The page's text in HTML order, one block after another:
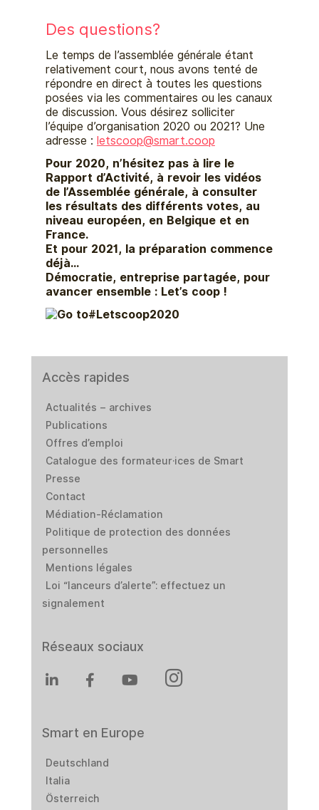
Des questions?
Le temps de l’assemblée générale étant
relativement court, nous avons tenté de
répondre en direct à toutes les questions
posées via les commentaires ou les canaux
de discussion. Vous désirez solliciter
l’équipe d’organisation 2020 ou 2021? Une
adresse : letscoop@smart.coop
Pour 2020, n’hésitez pas à lire le
Rapport d’Activité, à revoir les vidéos
de l’Assemblée générale, à consulter
les résultats des différents votes, au
niveau européen, en Belgique et en
France.
Et pour 2021, la préparation commence
déjà…
Démocratie, entreprise partagée, pour
avancer ensemble : Let’s coop !
#Letscoop2020
Accès rapides
Actualités – archives
Publications
Offres d’emploi
Catalogue des formateur·ices de Smart
Presse
Contact
Médiation-Réclamation
Politique de protection des données
personnelles
Mentions légales
Loi “lanceurs d’alerte”: effectuez un
signalement
Réseaux sociaux
Smart en Europe
Deutschland
Italia
Österreich